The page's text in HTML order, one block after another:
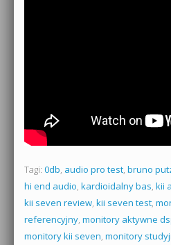
Tagi: 0db, audio pro test, bruno
hi end audio, kardioidalny bas, kii
kii seven review, kii seven test,
referencyjny, monitory aktywne
monitory kii seven, monitory